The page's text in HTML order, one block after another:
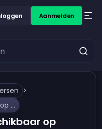
Aanmelden
>
Welke talen zijn beschikbaar op Freecash?
op